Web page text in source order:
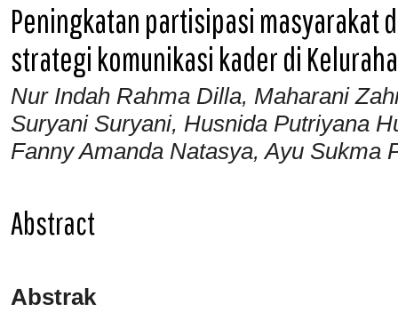
Peningkatan partisipasi masyarakat
strategi komunikasi kader di
Nur Indah Rahma Dilla, Maharani
Suryani Suryani, Husnida Putriyana
Fanny Amanda Natasya, Ayu Sukma
Abstract
Abstrak